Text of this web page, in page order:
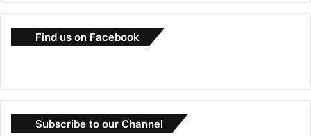
Find us on Facebook
Subscribe to our Channel